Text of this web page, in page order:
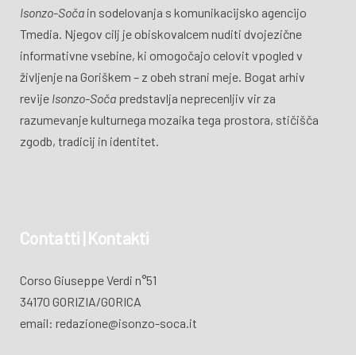
Isonzo-Soča in sodelovanja s komunikacijsko agencijo
Tmedia. Njegov cilj je obiskovalcem nuditi dvojezične
informativne vsebine, ki omogočajo celovit vpogled v
življenje na Goriškem – z obeh strani meje. Bogat arhiv
revije Isonzo-Soča predstavlja neprecenljiv vir za
razumevanje kulturnega mozaika tega prostora, stičišča
zgodb, tradicij in identitet.
Contatti | Kontakti
Corso Giuseppe Verdi n°51
34170 GORIZIA/GORICA
email: redazione@isonzo-soca.it